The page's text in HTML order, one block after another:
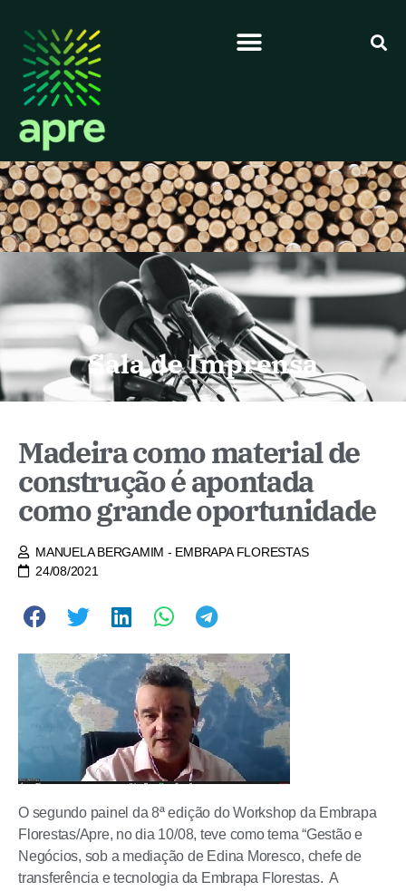
Sala de Imprensa
Madeira como material de
construção é apontada
como grande oportunidade
MANUELA BERGAMIM - EMBRAPA FLORESTAS
24/08/2021
O segundo painel da 8ª edição do Workshop da Embrapa
Florestas/Apre, no dia 10/08, teve como tema “Gestão e
Negócios, sob a mediação de Edina Moresco, chefe de
transferência e tecnologia da Embrapa Florestas. A